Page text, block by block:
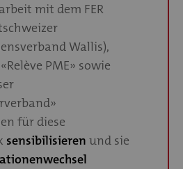
mit dem FER
Wallis),
PME» sowie
für diese
sensibilisieren und sie